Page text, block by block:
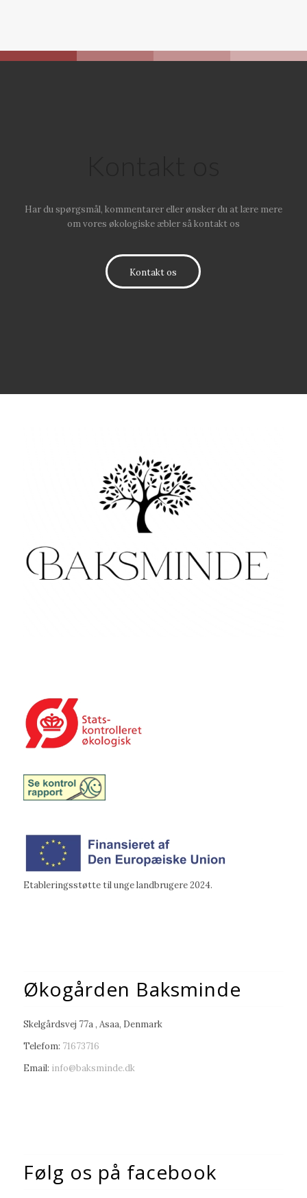
Har du spørgsmål, kommentarer eller ønsker du at lære mere
om vores økologiske æbler så kontakt os
Kontakt os
Etableringsstøtte til unge landbrugere 2024.
Økogården Baksminde
Skelgårdsvej 77a , Asaa, Denmark
Telefom: 71673716
Email: info@baksminde.dk
Følg os på facebook